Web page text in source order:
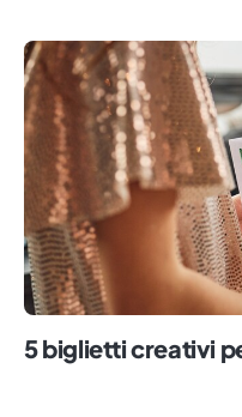
5 biglietti creativi